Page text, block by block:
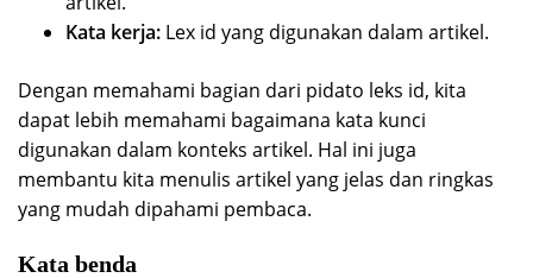
Kata kerja: Lex id yang digunakan dalam artikel.
Dengan memahami bagian dari pidato leks id, kita
dapat lebih memahami bagaimana kata kunci
digunakan dalam konteks artikel. Hal ini juga
membantu kita menulis artikel yang jelas dan ringkas
yang mudah dipahami pembaca.
Kata benda